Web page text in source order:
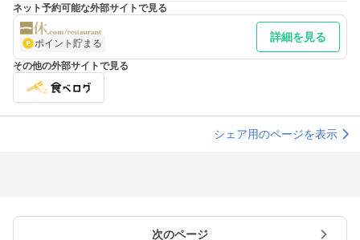
ネット予約可能な外部サイトで見る
ポイント貯まる 詳細を見る
その他の外部サイトで見る
シェア用のページを表示
次のページ